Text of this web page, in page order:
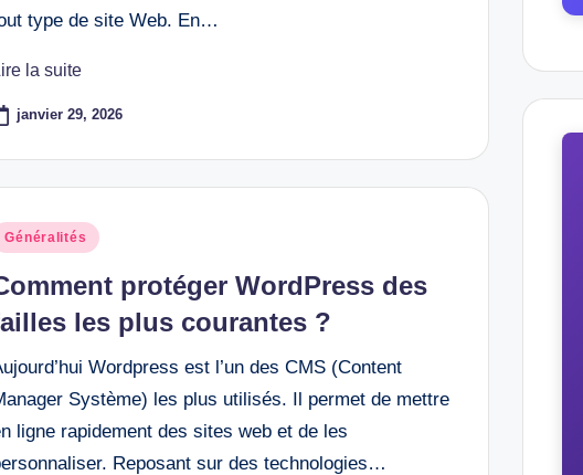
type de site Web. En…
la suite
janvier 29, 2026
Généralités
protéger WordPress des
les plus courantes ?
Wordpress est l’un des CMS (Content
Système) les plus utilisés. Il permet de mettre
ligne rapidement des sites web et de les
Reposant sur des technologies…